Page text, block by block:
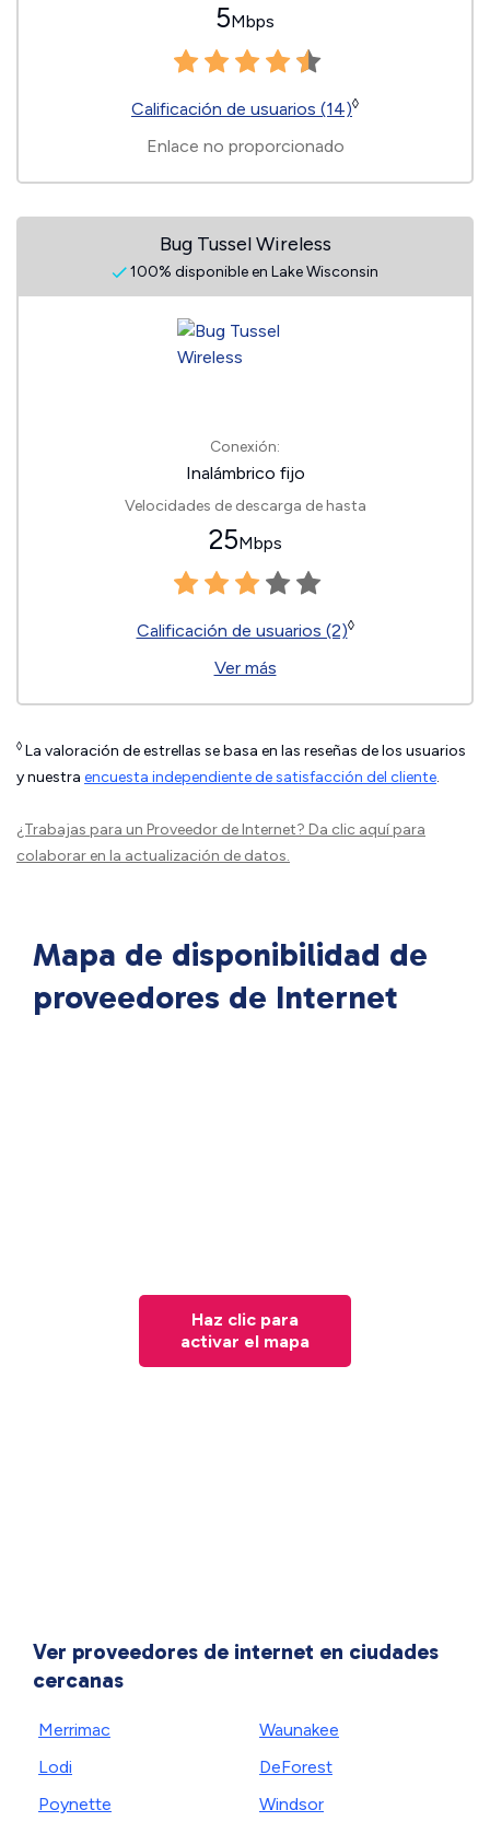
5Mbps
Calificación de usuarios (14)◊
Enlace no proporcionado
Bug Tussel Wireless
100% disponible en Lake Wisconsin
Conexión:
Inalámbrico fijo
Velocidades de descarga de hasta
25Mbps
Calificación de usuarios (2)◊
Ver más
◊ La valoración de estrellas se basa en las reseñas de los usuarios
y nuestra encuesta independiente de satisfacción del cliente.
¿Trabajas para un Proveedor de Internet? Da clic aquípara
colaborar en la actualización de datos.
Mapa de disponibilidad de
proveedores de Internet
Haz clic para
activar el mapa
Ver proveedores de internet en ciudades
cercanas
Merrimac
Lodi
Poynette
Waunakee
DeForest
Windsor